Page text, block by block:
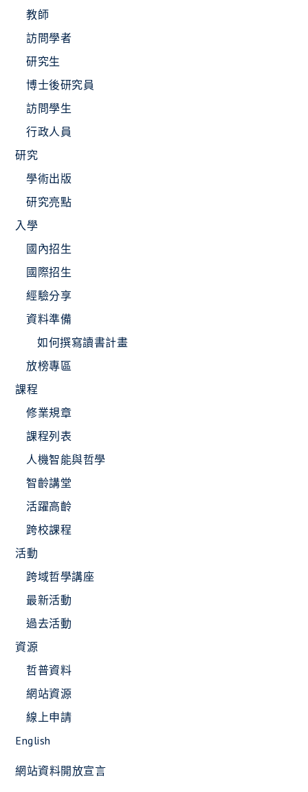
教師
訪問學者
研究生
博士後研究員
訪問學生
行政人員
研究
學術出版
研究亮點
入學
國內招生
國際招生
經驗分享
資料準備
如何撰寫讀書計畫
放榜專區
課程
修業規章
課程列表
人機智能與哲學
智齡講堂
活躍高齡
跨校課程
活動
跨域哲學講座
最新活動
過去活動
資源
哲普資料
網站資源
線上申請
English
網站資料開放宣言